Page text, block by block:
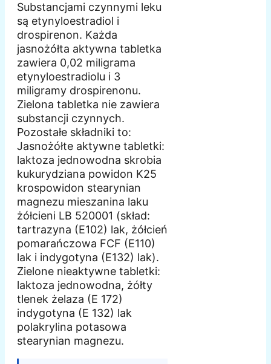
Substancjami czynnymi leku
są etynyloestradiol i
drospirenon. Każda
jasnożółta aktywna tabletka
zawiera 0,02 miligrama
etynyloestradiolu i 3
miligramy drospirenonu.
Zielona tabletka nie zawiera
substancji czynnych.
Pozostałe składniki to:
Jasnożółte aktywne tabletki:
laktoza jednowodna skrobia
kukurydziana powidon K25
krospowidon stearynian
magnezu mieszanina laku
żółcieni LB 520001 (skład:
tartrazyna (E102) lak, żółcień
pomarańczowa FCF (E110)
lak i indygotyna (E132) lak).
Zielone nieaktywne tabletki:
laktoza jednowodna, żółty
tlenek żelaza (E 172)
indygotyna (E 132) lak
polakrylina potasowa
stearynian magnezu.